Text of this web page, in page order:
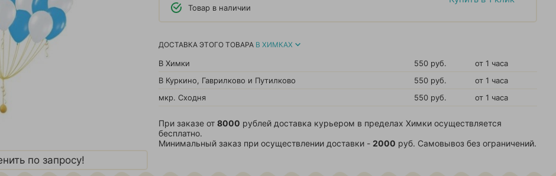
по запросу!
Товар в наличии
ДОСТАВКА ЭТОГО ТОВАРА В ХИМКАХ
В Химки 550 руб.
от 1 часа
В Куркино, Гаврилково и Путилково
550 руб.
от 1 часа
мкр. Сходня
550 руб. от 1 часа
При заказе от 8000 рублей доставка курьером в пределах Химки осуществляется
бесплатно.
Минимальный заказ при осуществлении доставки - 2000 руб. Самовывоз без ограничений.